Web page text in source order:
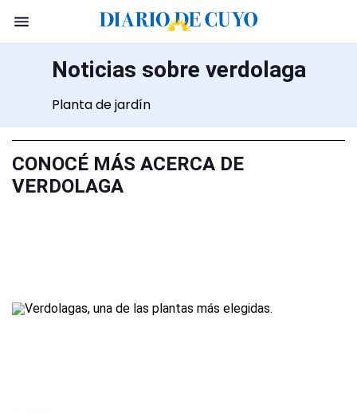
Noticias sobre verdolaga
Planta de jardín
CONOCÉ MÁS ACERCA DE
VERDOLAGA